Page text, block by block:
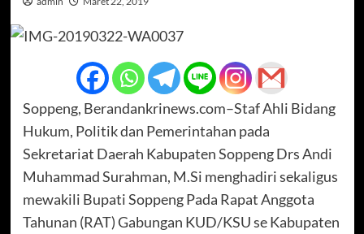
Soppeng, Berandankrinews.com–Staf Ahli Bidang
Hukum, Politik dan Pemerintahan pada
Sekretariat Daerah Kabupaten Soppeng Drs Andi
Muhammad Surahman, M.Si menghadiri sekaligus
mewakili Bupati Soppeng Pada Rapat Anggota
Tahunan (RAT) Gabungan KUD/KSU se Kabupaten